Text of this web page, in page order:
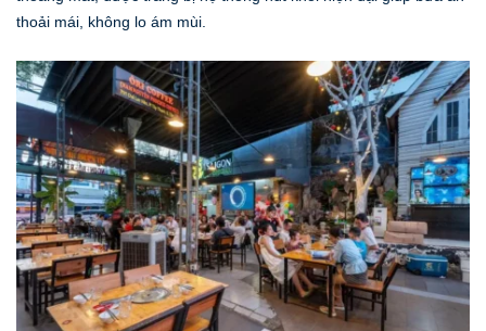
thoải mái, không lo ám mùi.